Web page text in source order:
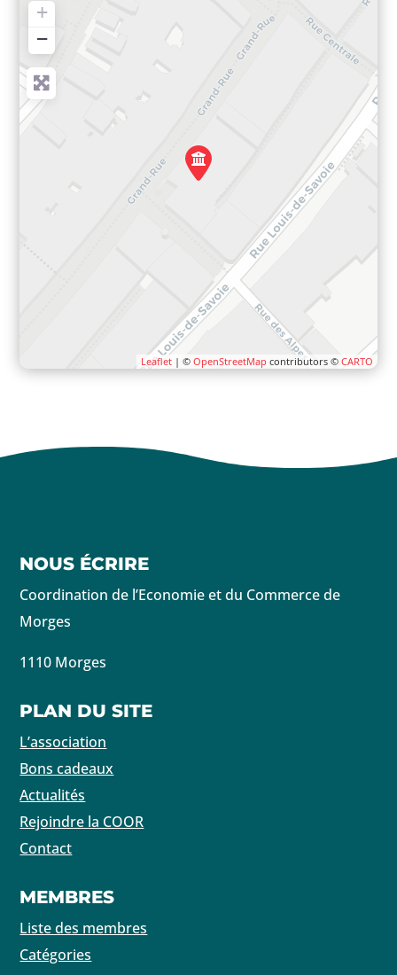
+
−
Leaflet| © OpenStreetMap contributors © CARTO
NOUS ÉCRIRE
Coordination de l’Economie et du Commerce de
Morges
1110 Morges
PLAN DU SITE
L’association
Bons cadeaux
Actualités
Rejoindre la COOR
Contact
MEMBRES
Liste des membres
Catégories